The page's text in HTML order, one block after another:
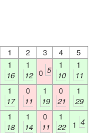
1
2 3 4
5
1
16
1
12 0 5
1
10
1
11
1
17
0
11
1
19
0
21
1
29
1
18
1
14
0
11
1
22
1 4